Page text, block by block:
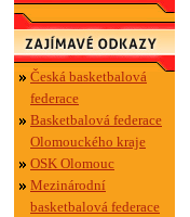
Česká basketbalová
federace
Basketbalová federace
Olomouckého kraje
OSK Olomouc
Mezinárodní
basketbalová federace